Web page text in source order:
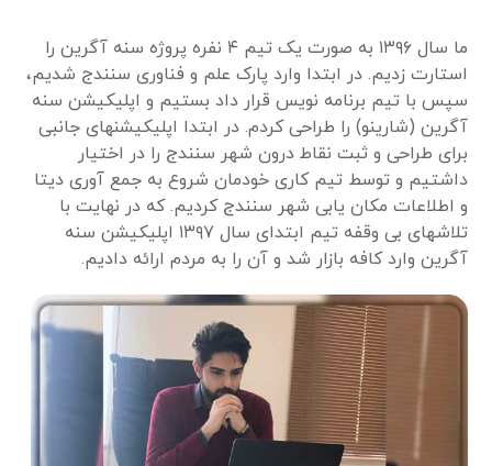
ما سال ۱۳۹۶ به صورت یک تیم ۴ نفره پروژه سنه آگرین را
استارت زدیم. در ابتدا وارد پارک علم و فناوری سنندج شدیم،
سپس با تیم برنامه نویس قرار داد بستیم و اپلیکیشن سنه
آگرین (شارینو) را طراحی کردم. در ابتدا اپلیکیشنهای جانبی
برای طراحی و ثبت نقاط درون شهر سنندج را در اختیار
داشتیم و توسط تیم کاری خودمان شروع به جمع آوری دیتا
و اطلاعات مکان یابی شهر سنندج کردیم. که در نهایت با
تلاشهای بی وقفه تیم ابتدای سال ۱۳۹۷ اپلیکیشن سنه
آگرین وارد کافه بازار شد و آن را به مردم ارائه دادیم.